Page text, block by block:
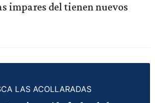
impares del tienen nuevos
LAS ACOLLARADAS